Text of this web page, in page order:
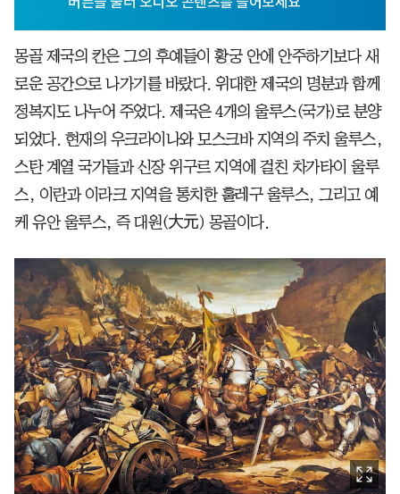
몽골 제국의 칸은 그의 후예들이 황궁 안에 안주하기보다 새
로운 공간으로 나가기를 바랐다. 위대한 제국의 명분과 함께
정복지도 나누어 주었다. 제국은 4개의 울루스(국가)로 분양
되었다. 현재의 우크라이나와 모스크바 지역의 주치 울루스,
스탄 계열 국가들과 신장 위구르 지역에 걸친 차가타이 울루
스, 이란과 이라크 지역을 통치한 훌레구 울루스, 그리고 예
케 유안 울루스, 즉 대원(大元) 몽골이다.